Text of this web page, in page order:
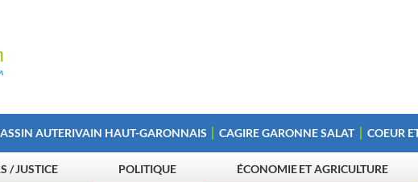
AUTERIVAIN HAUT-GARONNAIS CAGIRE GARONNE SALAT COEUR
/ JUSTICE POLITIQUE ÉCONOMIE ET AGRICULTURE